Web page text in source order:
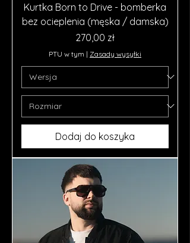
Kurtka Born to Drive - bomberka
bez ocieplenia (męska / damska)
Cena
270,00 zł
PTU w tym | Zasady wysyłki
Dodaj do koszyka